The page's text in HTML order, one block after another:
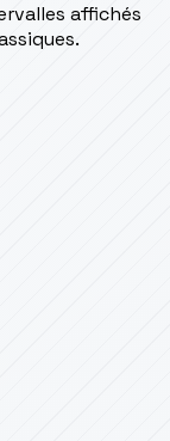
affichés